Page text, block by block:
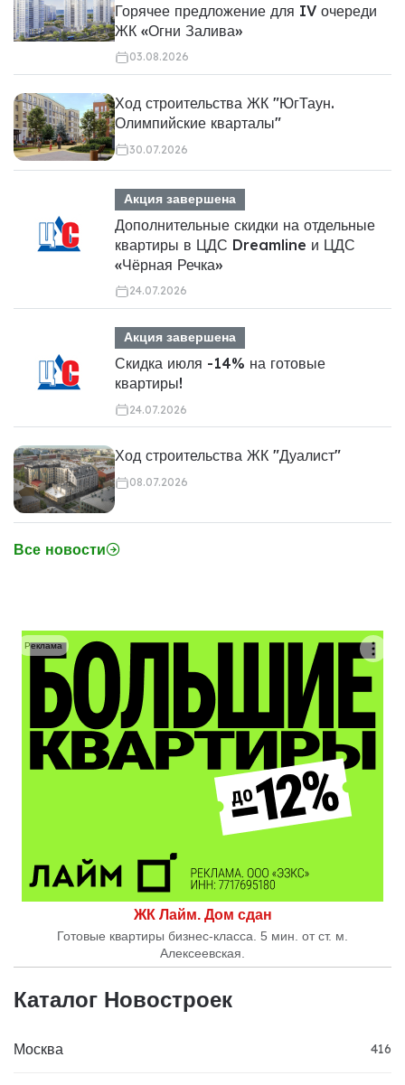
Горячее предложение для IV очереди
ЖК «Огни Залива»
03.08.2026
Ход строительства ЖК "ЮгТаун.
Олимпийские кварталы"
30.07.2026
Акция завершена
Дополнительные скидки на отдельные
квартиры в ЦДС Dreamline и ЦДС
«Чёрная Речка»
24.07.2026
Акция завершена
Скидка июля -14% на готовые
квартиры!
24.07.2026
Ход строительства ЖК "Дуалист"
08.07.2026
Все новости
ЖК Лайм. Дом сдан
Готовые квартиры бизнес-класса. 5 мин. от ст. м.
Алексеевская.
Реклама
Каталог Новостроек
Москва 416